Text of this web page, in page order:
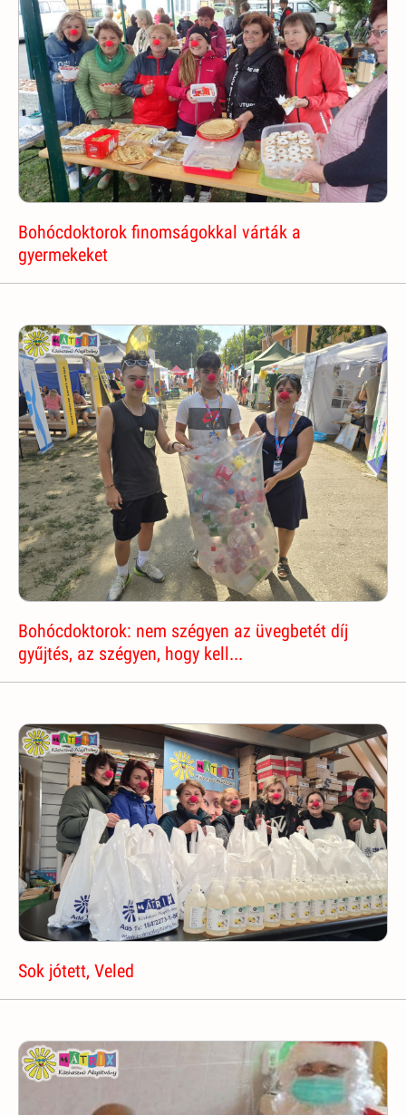
Bohócdoktorok finomságokkal várták a
gyermekeket
Bohócdoktorok: nem szégyen az üvegbetét díj
gyűjtés, az szégyen, hogy kell...
Sok jótett, Veled